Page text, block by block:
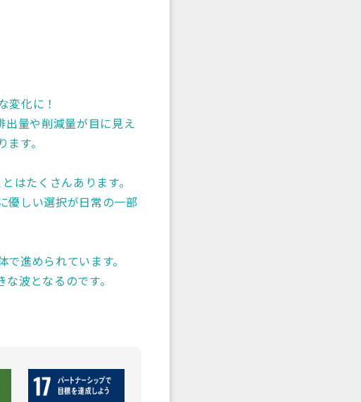
変化に！
出量や削減量が目に見え
す。
はたくさんあります。
優しい選択が日常の一部
進められています。
波となるのです。